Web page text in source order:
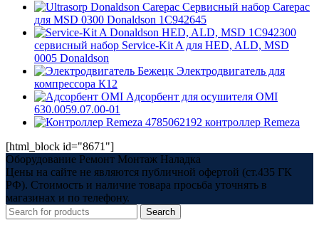
Сервисный набор Carepac
для MSD 0300 Donaldson 1C942645
1C942300
сервисный набор Service-Kit A для HED, ALD, MSD
0005 Donaldson
Электродвигатель для
компрессора К12
Адсорбент для осушителя OMI
630.0059.07.00-01
4785062192 контроллер Remeza
[html_block id="8671"]
Оборудование Ремонт Монтаж Наладка
Цены на сайте не являются публичной офертой (ст.435 ГК
РФ). Стоимость и наличие товара просьба уточнять в
магазинах и по телефону.
Search